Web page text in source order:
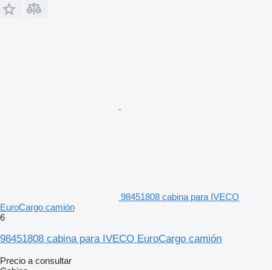
98451808 cabina para IVECO
EuroCargo camión
6
98451808 cabina para IVECO EuroCargo camión
Precio a consultar